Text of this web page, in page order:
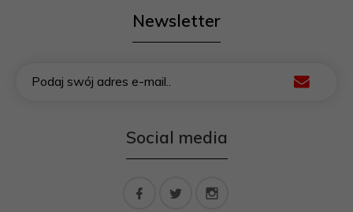
Newsletter
Podaj swój adres e-mail..
Social media